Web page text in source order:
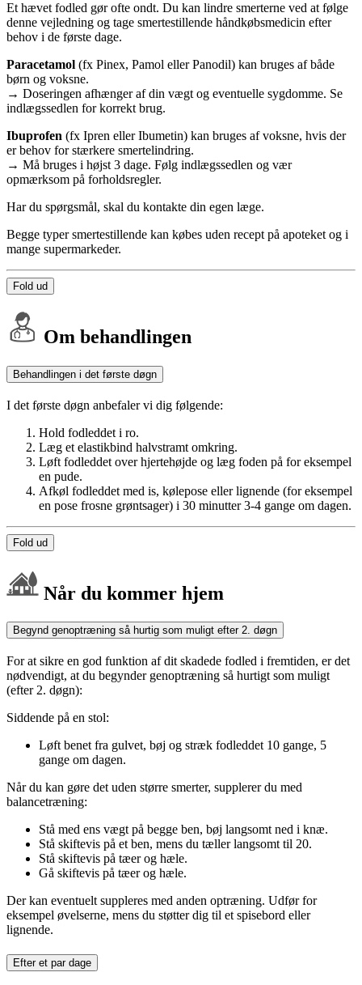
Et hævet fodled gør ofte ondt. Du kan lindre smerterne ved at følge
denne vejledning og tage smertestillende håndkøbsmedicin efter
behov i de første dage.
Paracetamol (fx Pinex, Pamol eller Panodil) kan bruges af både
børn og voksne.
→ Doseringen afhænger af din vægt og eventuelle sygdomme. Se
indlægssedlen for korrekt brug.
Ibuprofen (fx Ipren eller Ibumetin) kan bruges af voksne, hvis der
er behov for stærkere smertelindring.
→ Må bruges i højst 3 dage. Følg indlægssedlen og vær
opmærksom på forholdsregler.
Har du spørgsmål, skal du kontakte din egen læge.
Begge typer smertestillende kan købes uden recept på apoteket og i
mange supermarkeder.
Fold ud
Om behandlingen
Behandlingen i det første døgn
I det første døgn anbefaler vi dig følgende:
Hold fodleddet i ro.
Læg et elastikbind halvstramt omkring.
Løft fodleddet over hjertehøjde og læg foden på for eksempel
en pude.
Afkøl fodleddet med is, kølepose eller lignende (for eksempel
en pose frosne grøntsager) i 30 minutter 3-4 gange om dagen.
Fold ud
Når du kommer hjem
Begynd genoptræning så hurtig som muligt efter 2. døgn
For at sikre en god funktion af dit skadede fodled i fremtiden, er det
nødvendigt, at du begynder genoptræning så hurtigt som muligt
(efter 2. døgn):
Siddende på en stol:
Løft benet fra gulvet, bøj og stræk fodleddet 10 gange, 5
gange om dagen.
Når du kan gøre det uden større smerter, supplerer du med
balancetræning:
Stå med ens vægt på begge ben, bøj langsomt ned i knæ.
Stå skiftevis på et ben, mens du tæller langsomt til 20.
Stå skiftevis på tæer og hæle.
Gå skiftevis på tæer og hæle.
Der kan eventuelt suppleres med anden optræning. Udfør for
eksempel øvelserne, mens du støtter dig til et spisebord eller
lignende.
Efter et par dage